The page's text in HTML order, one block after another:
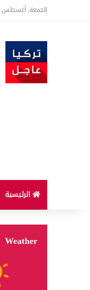
الجمعة, أغسطس 7 2026
الرئيسية
Weather